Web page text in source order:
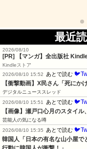
最近
2026/08/10
[PR] 【マンガ】全出版社
Kindleストア
2026/08/10 15:52 あとで読む
【衝撃動画】X民さん「死に
デジタルニューススレッド
2026/08/10 15:51 あとで読む
【画像】瀬戸口心月のスタイ
芸能人の気になる噂
2026/08/10 15:35 あとで読む
韓国人「日本の有名な山小屋